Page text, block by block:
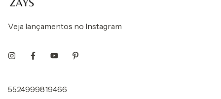
Veja lançamentos no Instagram
5524999819466